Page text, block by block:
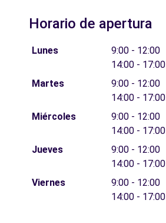
Horario de apertura
Lunes
9:00 - 12:00
14:00 - 17:00
Martes
9:00 - 12:00
14:00 - 17:00
Miércoles
9:00 - 12:00
14:00 - 17:00
Jueves
9:00 - 12:00
14:00 - 17:00
Viernes
9:00 - 12:00
14:00 - 17:00